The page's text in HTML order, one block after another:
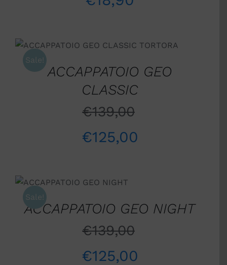
Sale!
SCEGLI
/
DETTAGLI
ACCAPPATOIO GEO
CLASSIC
€139,00
€125,00
Sale!
SCEGLI
/
DETTAGLI
ACCAPPATOIO GEO NIGHT
€139,00
€125,00